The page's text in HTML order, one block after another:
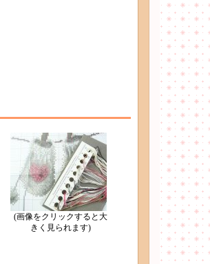
(画像をクリックすると大
きく見られます)